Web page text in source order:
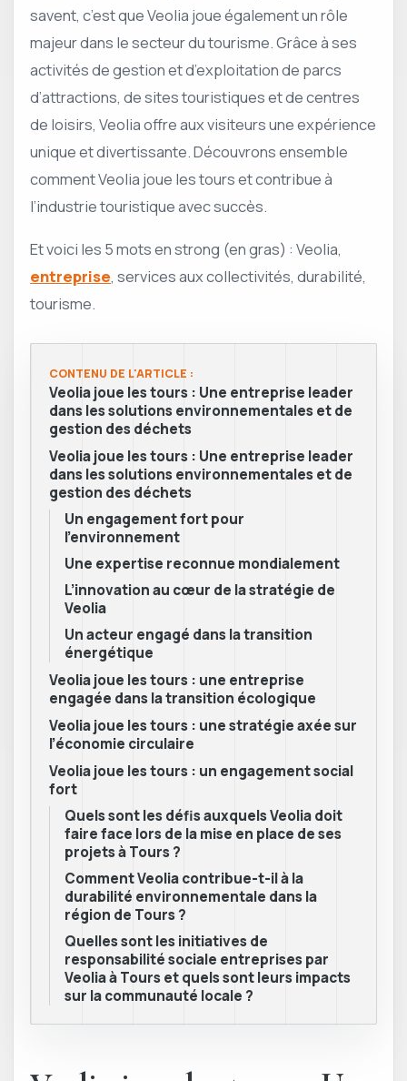
savent, c’est que Veolia joue également un rôle
majeur dans le secteur du tourisme. Grâce à ses
activités de gestion et d’exploitation de parcs
d’attractions, de sites touristiques et de centres
de loisirs, Veolia offre aux visiteurs une expérience
unique et divertissante. Découvrons ensemble
comment Veolia joue les tours et contribue à
l’industrie touristique avec succès.
Et voici les 5 mots en strong (en gras) : Veolia,
entreprise, services aux collectivités, durabilité,
tourisme.
CONTENU DE L'ARTICLE :
Veolia joue les tours : Une entreprise leader
dans les solutions environnementales et de
gestion des déchets
Veolia joue les tours : Une entreprise leader
dans les solutions environnementales et de
gestion des déchets
Un engagement fort pour
l’environnement
Une expertise reconnue mondialement
L’innovation au cœur de la stratégie de
Veolia
Un acteur engagé dans la transition
énergétique
Veolia joue les tours : une entreprise
engagée dans la transition écologique
Veolia joue les tours : une stratégie axée sur
l’économie circulaire
Veolia joue les tours : un engagement social
fort
Quels sont les défis auxquels Veolia doit
faire face lors de la mise en place de ses
projets à Tours ?
Comment Veolia contribue-t-il à la
durabilité environnementale dans la
région de Tours ?
Quelles sont les initiatives de
responsabilité sociale entreprises par
Veolia à Tours et quels sont leurs impacts
sur la communauté locale ?